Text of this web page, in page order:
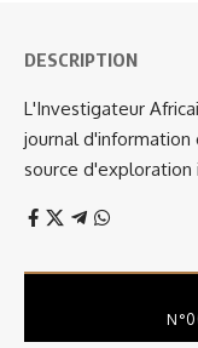
DESCRIPTION
L'Investigateur
journal
source